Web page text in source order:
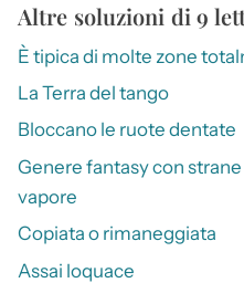
Altre soluzioni di 9
È tipica di molte zone
La Terra del tango
Bloccano le ruote dentate
Genere fantasy con
vapore
Copiata o rimaneggiata
Assai loquace